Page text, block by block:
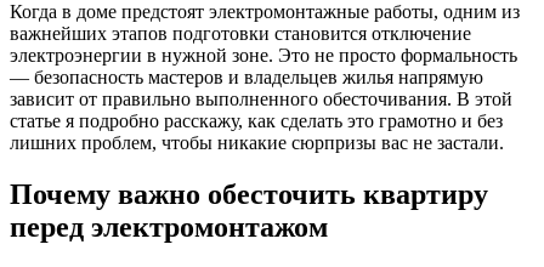
Когда в доме предстоят электромонтажные работы, одним из
важнейших этапов подготовки становится отключение
электроэнергии в нужной зоне. Это не просто формальность
— безопасность мастеров и владельцев жилья напрямую
зависит от правильно выполненного обесточивания. В этой
статье я подробно расскажу, как сделать это грамотно и без
лишних проблем, чтобы никакие сюрпризы вас не застали.
Почему важно обесточить квартиру
перед электромонтажом